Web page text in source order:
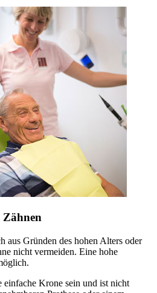
aus Gründen des hohen Alters oder
nicht vermeiden. Eine hohe
einfache Krone sein und ist nicht